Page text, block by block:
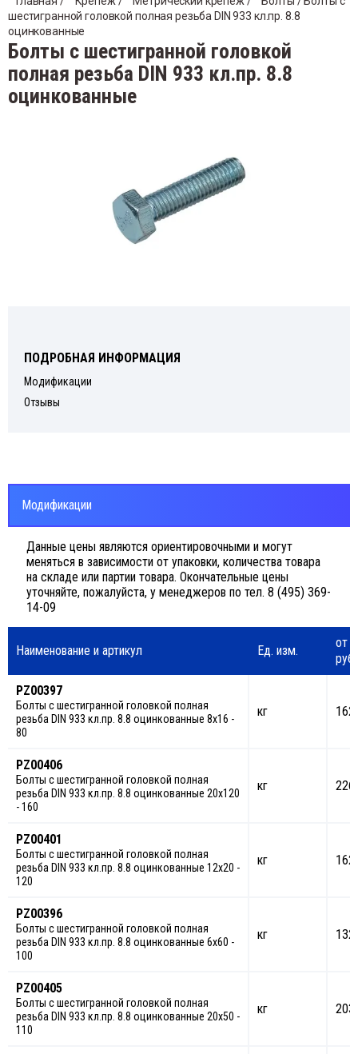
и держатели для труб
шестигранной головкой полная резьба DIN 933 кл.пр. 8.8
оцинкованные
Болты с шестигранной головкой
полная резьба DIN 933 кл.пр. 8.8
оцинкованные
ПОДРОБНАЯ ИНФОРМАЦИЯ
Модификации
Отзывы
Модификации
Данные цены являются ориентировочными и могут
меняться в зависимости от упаковки, количества товара
на складе или партии товара. Окончательные цены
уточняйте, пожалуйста, у менеджеров по тел. 8 (495) 369-
14-09
Наименование и артикул Ед. изм.
от
PZ00397
Болты с шестигранной головкой полная
резьба DIN 933 кл.пр. 8.8 оцинкованные 8х16 -
80
кг
PZ00406
Болты с шестигранной головкой полная
резьба DIN 933 кл.пр. 8.8 оцинкованные 20х120
- 160
кг
PZ00401
Болты с шестигранной головкой полная
резьба DIN 933 кл.пр. 8.8 оцинкованные 12х20 -
120
кг
PZ00396
Болты с шестигранной головкой полная
резьба DIN 933 кл.пр. 8.8 оцинкованные 6х60 -
100
кг
PZ00405
Болты с шестигранной головкой полная
резьба DIN 933 кл.пр. 8.8 оцинкованные 20х50 -
110
кг